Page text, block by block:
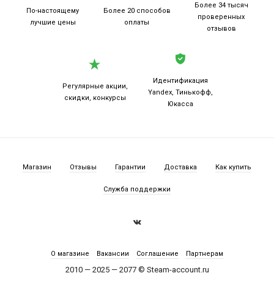
По-настоящему
лучшие цены
Более 20 способов
оплаты
Более 34 тысяч
проверенных
отзывов
Регулярные акции,
скидки, конкурсы
Идентификация
Yandex, Тинькофф,
Юкасса
Магазин Отзывы Гарантии Доставка Как купить
Служба поддержки
2010 — 2025 — 2077 © Steam-account.ru
О магазине Вакансии Соглашение Партнерам